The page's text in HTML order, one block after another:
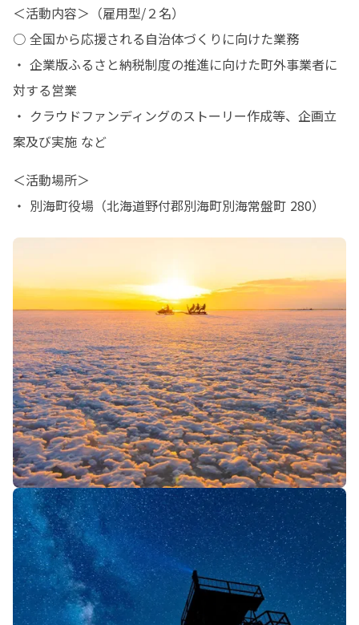
＜活動内容＞（雇用型/２名）
○ 全国から応援される自治体づくりに向けた業務
・ 企業版ふるさと納税制度の推進に向けた町外事業者に
対する営業
・ クラウドファンディングのストーリー作成等、企画立
案及び実施 など
＜活動場所＞
・ 別海町役場（北海道野付郡別海町別海常盤町 280）